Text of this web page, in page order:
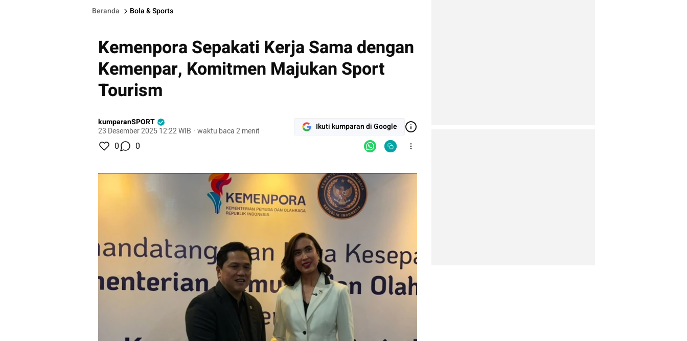
Beranda Bola & Sports
Kemenpora Sepakati Kerja Sama dengan
Kemenpar, Komitmen Majukan Sport
Tourism
kumparanSPORT
23 Desember 2025 12:22 WIB · waktu baca 2 menit Ikuti kumparan di Google
0 0